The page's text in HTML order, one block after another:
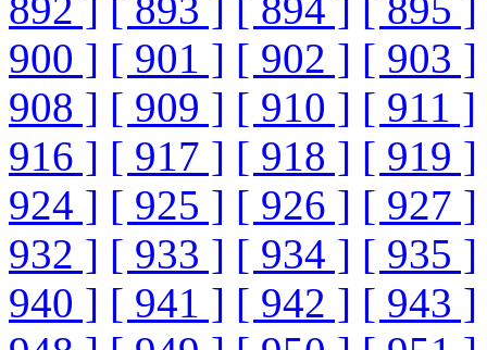
892 ] [ 893 ] [ 894 ] [ 895 ]
900 ] [ 901 ] [ 902 ] [ 903 ]
908 ] [ 909 ] [ 910 ] [ 911 ]
916 ] [ 917 ] [ 918 ] [ 919 ]
924 ] [ 925 ] [ 926 ] [ 927 ]
932 ] [ 933 ] [ 934 ] [ 935 ]
940 ] [ 941 ] [ 942 ] [ 943 ]